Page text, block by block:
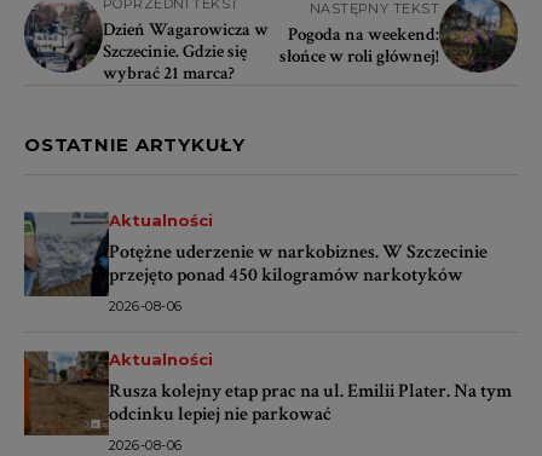
POPRZEDNI TEKST
Dzień Wagarowicza w
Szczecinie. Gdzie się
wybrać 21 marca?
NASTĘPNY TEKST
Pogoda na weekend:
słońce w roli głównej!
OSTATNIE ARTYKUŁY
Aktualności
Potężne uderzenie w narkobiznes. W Szczecinie
przejęto ponad 450 kilogramów narkotyków
2026-08-06
Aktualności
Rusza kolejny etap prac na ul. Emilii Plater. Na tym
odcinku lepiej nie parkować
2026-08-06